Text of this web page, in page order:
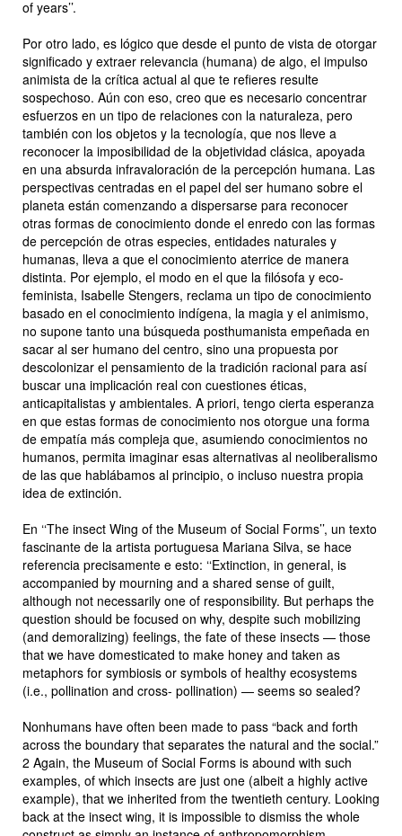
of years’’.
Por otro lado, es lógico que desde el punto de vista de otorgar
significado y extraer relevancia (humana) de algo, el impulso
animista de la crítica actual al que te refieres resulte
sospechoso. Aún con eso, creo que es necesario concentrar
esfuerzos en un tipo de relaciones con la naturaleza, pero
también con los objetos y la tecnología, que nos lleve a
reconocer la imposibilidad de la objetividad clásica, apoyada
en una absurda infravaloración de la percepción humana. Las
perspectivas centradas en el papel del ser humano sobre el
planeta están comenzando a dispersarse para reconocer
otras formas de conocimiento donde el enredo con las formas
de percepción de otras especies, entidades naturales y
humanas, lleva a que el conocimiento aterrice de manera
distinta. Por ejemplo, el modo en el que la filósofa y eco-
feminista, Isabelle Stengers, reclama un tipo de conocimiento
basado en el conocimiento indígena, la magia y el animismo,
no supone tanto una búsqueda posthumanista empeñada en
sacar al ser humano del centro, sino una propuesta por
descolonizar el pensamiento de la tradición racional para así
buscar una implicación real con cuestiones éticas,
anticapitalistas y ambientales. A priori, tengo cierta esperanza
en que estas formas de conocimiento nos otorgue una forma
de empatía más compleja que, asumiendo conocimientos no
humanos, permita imaginar esas alternativas al neoliberalismo
de las que hablábamos al principio, o incluso nuestra propia
idea de extinción.
En ‘‘The insect Wing of the Museum of Social Forms’’, un texto
fascinante de la artista portuguesa Mariana Silva, se hace
referencia precisamente e esto: ‘‘Extinction, in general, is
accompanied by mourning and a shared sense of guilt,
although not necessarily one of responsibility. But perhaps the
question should be focused on why, despite such mobilizing
(and demoralizing) feelings, the fate of these insects — those
that we have domesticated to make honey and taken as
metaphors for symbiosis or symbols of healthy ecosystems
(i.e., pollination and cross- pollination) — seems so sealed?
Nonhumans have often been made to pass “back and forth
across the boundary that separates the natural and the social.”
2 Again, the Museum of Social Forms is abound with such
examples, of which insects are just one (albeit a highly active
example), that we inherited from the twentieth century. Looking
back at the insect wing, it is impossible to dismiss the whole